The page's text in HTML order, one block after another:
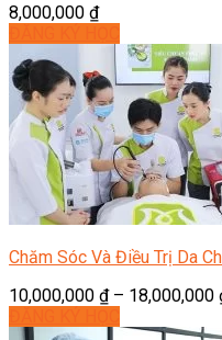
8,000,000 ₫
Chăm Sóc Và Điều Trị Da
10,000,000 ₫– 18,000,000